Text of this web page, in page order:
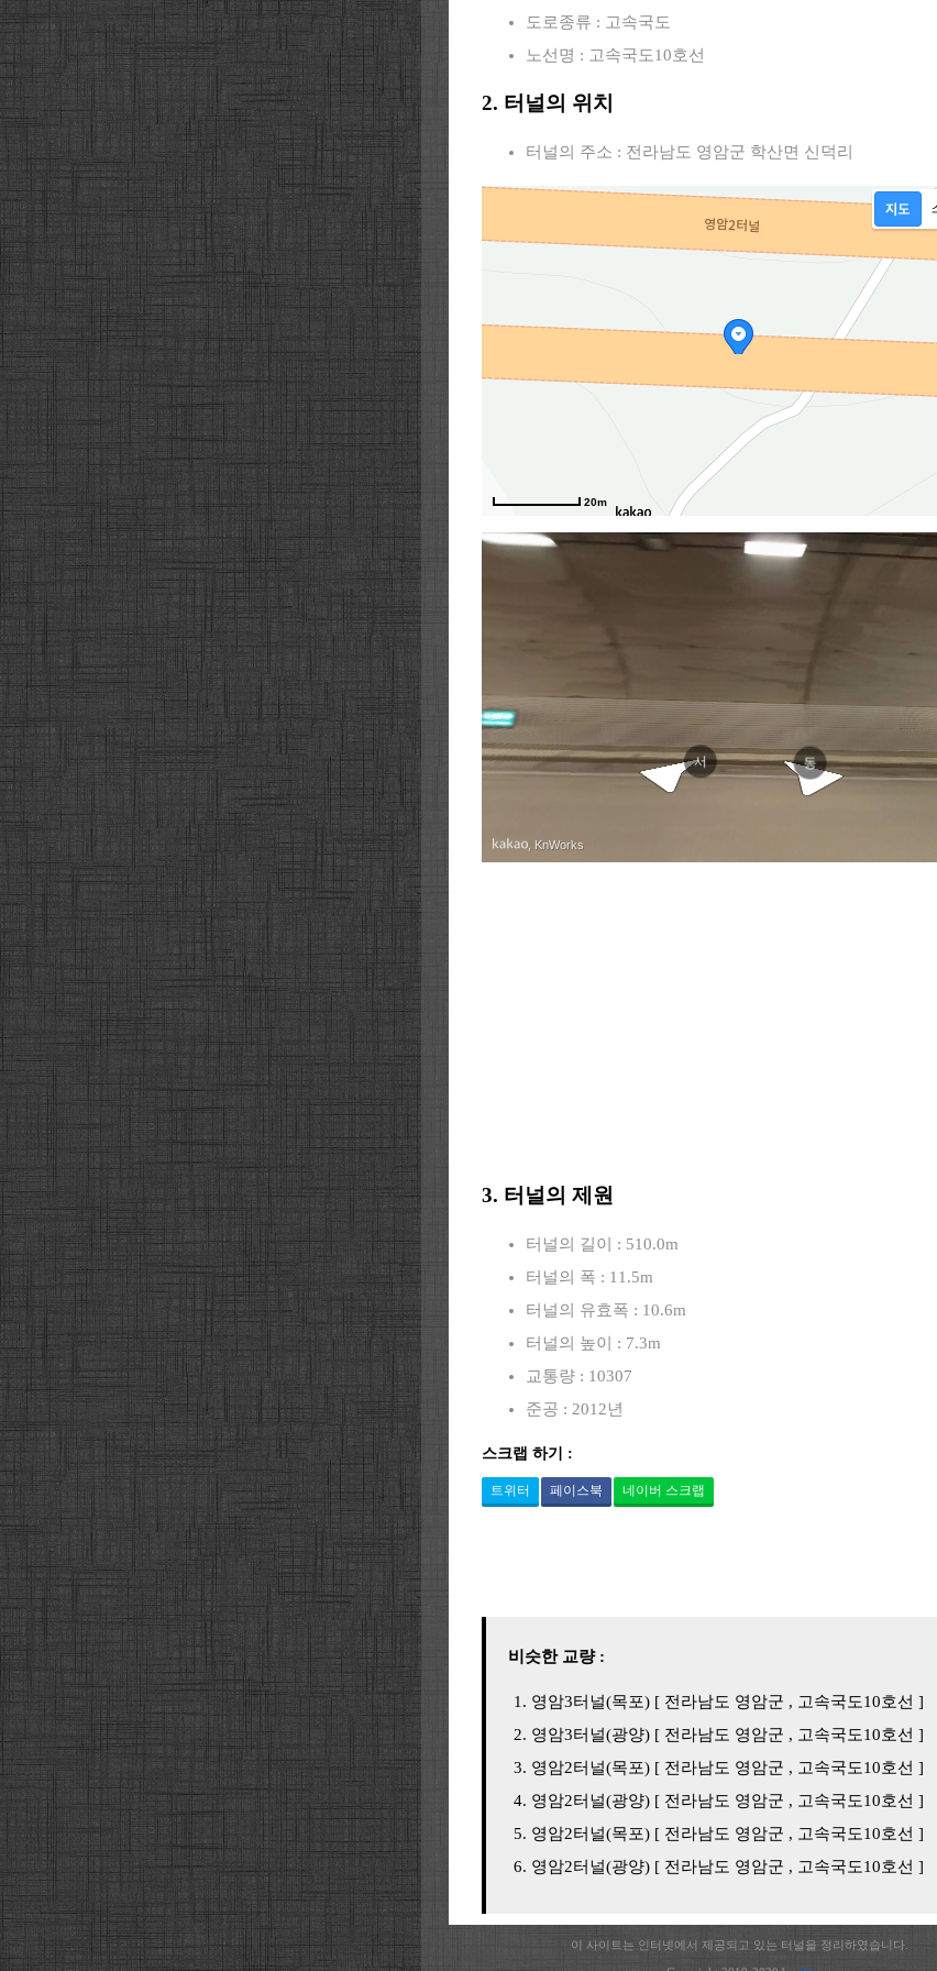
도로종류 : 고속국도
노선명 : 고속국도10호선
2. 터널의 위치
터널의 주소 : 전라남도 영암군 학산면 신덕리
20m
서 동
, KnWorks
3. 터널의 제원
터널의 길이 : 510.0m
터널의 폭 : 11.5m
터널의 유효폭 : 10.6m
터널의 높이 : 7.3m
교통량 : 10307
준공 : 2012년
스크랩 하기 :
트위터 페이스북 네이버 스크랩
비슷한 교량 :
영암3터널(목포) [ 전라남도 영암군 , 고속국도10호선 ]
영암3터널(광양) [ 전라남도 영암군 , 고속국도10호선 ]
영암2터널(목포) [ 전라남도 영암군 , 고속국도10호선 ]
영암2터널(광양) [ 전라남도 영암군 , 고속국도10호선 ]
영암2터널(목포) [ 전라남도 영암군 , 고속국도10호선 ]
영암2터널(광양) [ 전라남도 영암군 , 고속국도10호선 ]
이 사이트는 인터넷에서 제공되고 있는 터널을 정리하였습니다.